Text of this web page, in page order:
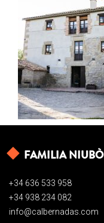
FAMILIA NIUBÒ
+34 636 533 958
+34 938 234 082
info@calbernadas.com